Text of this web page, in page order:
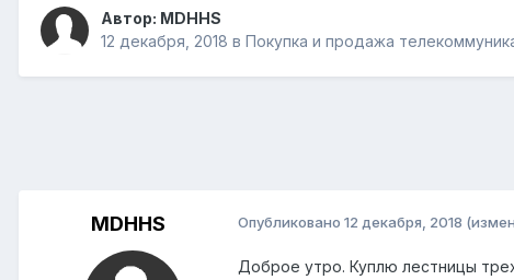
Автор: MDHHS
12 декабря, 2018 в Покупка и продажа
MDHHS Опубликовано 12 декабря, 2018
Доброе утро. Куплю лестницы